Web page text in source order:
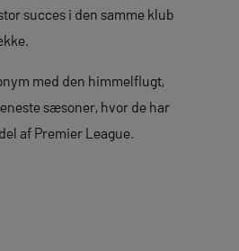
succes i den samme klub
med den himmelflugt,
sæsoner, hvor de har
af Premier League.